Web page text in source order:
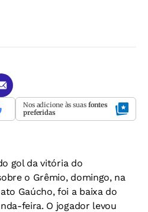
Nos adicione às suas fontes
preferidas
gol da vitória do
o Grêmio, domingo, na
Gaúcho, foi a baixa do
feira. O jogador levou